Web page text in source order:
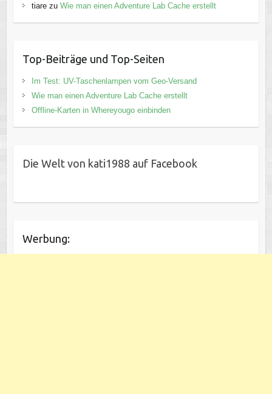
tiarezu Wie man einen Adventure Lab Cache erstellt
Top-Beiträge und Top-Seiten
Im Test: UV-Taschenlampen vom Geo-Versand
Wie man einen Adventure Lab Cache erstellt
Offline-Karten in Whereyougo einbinden
Die Welt von kati1988 auf Facebook
Werbung: